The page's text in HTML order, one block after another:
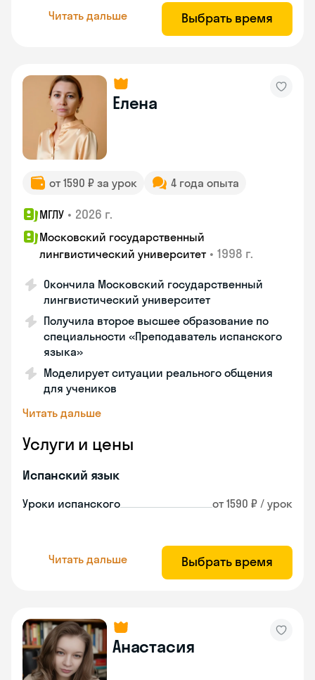
Читать дальше Выбрать время
Елена
от 1590 ₽ за урок 4 года опыта
МГЛУ • 2026 г.
Московский государственный
лингвистический университет • 1998 г.
Окончила Московский государственный
лингвистический университет
Получила второе высшее образование по
специальности «Преподаватель испанского
языка»
Моделирует ситуации реального общения
для учеников
Читать дальше
Услуги и цены
Испанский язык
Уроки испанского от 1590 ₽ / урок
Читать дальше Выбрать время
Анастасия